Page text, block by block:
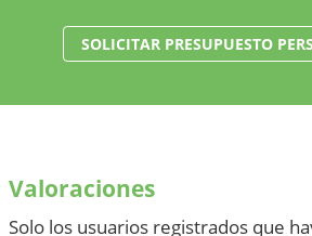
SOLICITAR PRESUPUESTO
Valoraciones
Solo los usuarios registrados que